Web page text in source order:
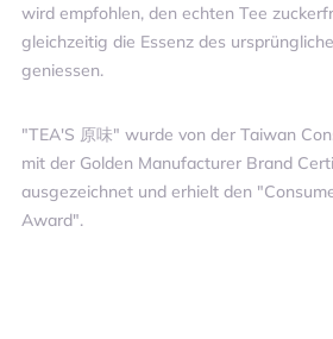
wird empfohlen, den echten Tee
gleichzeitig die Essenz des
geniessen.
"TEA'S 原味" wurde von der Taiwan
mit der Golden Manufacturer Brand
ausgezeichnet und erhielt den
Award".​